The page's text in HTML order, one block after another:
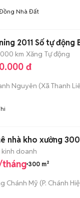
Nhà Đất
2011 Số tự động
km Xăng Tự động
đ
Nguyên (Xã Thanh
nhà kho xưởng
kinh doanh
300 m²
Chánh Mỹ (P. Chánh